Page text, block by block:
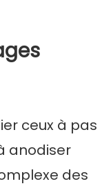
ceux à pas
anodiser
des